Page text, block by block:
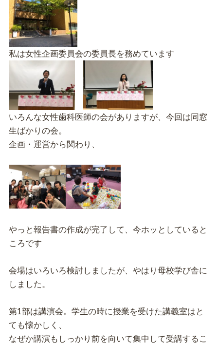
私は女性企画委員会の委員長を務めています
いろんな女性歯科医師の会がありますが、今回は同窓
生ばかりの会。
企画・運営から関わり、
やっと報告書の作成が完了して、今ホッとしていると
ころです
会場はいろいろ検討しましたが、やはり母校学び舎に
しました。
第1部は講演会。学生の時に授業を受けた講義室はと
ても懐かしく、
なぜか講演もしっかり前を向いて集中して受講するこ